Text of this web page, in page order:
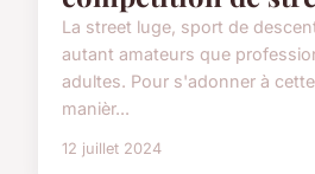
La street luge, sport de
autant amateurs que
adultes. Pour s'adonner à
manièr...
12 juillet 2024